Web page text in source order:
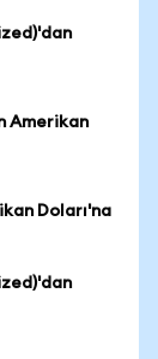
Amerikan
Doları'na